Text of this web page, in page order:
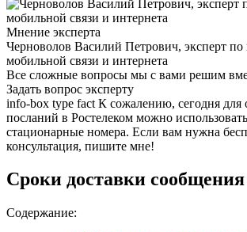
Мнение эксперта
Черноволов Василий Петрович, эксперт по
мобильной связи и интернета
Все сложные вопросы мы с вами решим
Задать вопрос эксперту
info-box type fact К сожалению, сегодня для
посланий в Ростелеком можно
стационарные номера. Если вам нужна
консультация, пишите мне!
Сроки доставки сообщения
Содержание: